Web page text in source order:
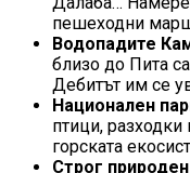
пешеходни
Водопадите
близо до Пита
Дебитът им се
Национален
птици, разходки
горската
Строг